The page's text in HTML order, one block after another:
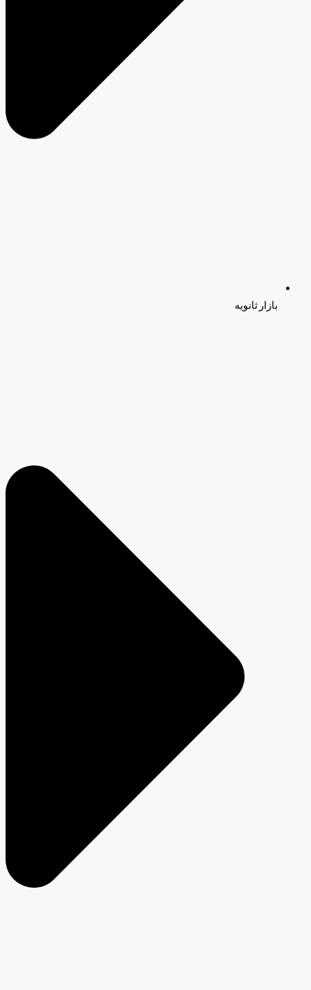
بازار ثانویه